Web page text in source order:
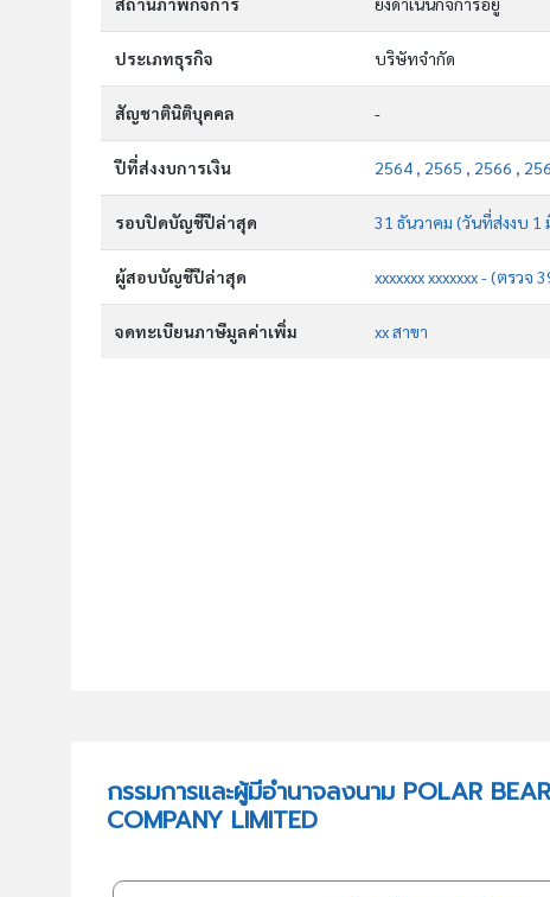
ประเภทธุรกิจ บริษัทจำกัด
สัญชาตินิติบุคคล -
ปีที่ส่งงบการเงิน 2564 , 2565 , 2566 ,
รอบปิดบัญชีปีล่าสุด 31 ธันวาคม (วันที่ส่งงบ 1
ผู้สอบบัญชีปีล่าสุด xxxxxxx xxxxxxx - (ตรวจ
จดทะเบียนภาษีมูลค่าเพิ่ม xx สาขา
กรรมการและผู้มีอำนาจลงนาม POLAR
COMPANY LIMITED